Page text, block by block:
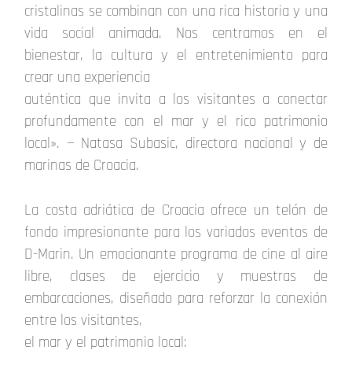
cristalinas se combinan con una rica historia y una
vida social animada. Nos centramos en el
bienestar, la cultura y el entretenimiento para
crear una experiencia
auténtica que invita a los visitantes a conectar
profundamente con el mar y el rico patrimonio
local». — Natasa Subasic, directora nacional y de
marinas de Croacia.
La costa adriática de Croacia ofrece un telón de
fondo impresionante para los variados eventos de
D-Marin. Un emocionante programa de cine al aire
libre, clases de ejercicio y muestras de
embarcaciones, diseñado para reforzar la conexión
entre los visitantes,
el mar y el patrimonio local: